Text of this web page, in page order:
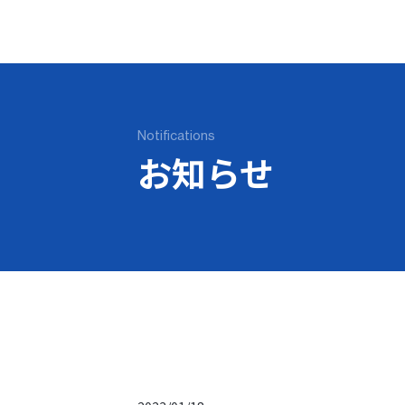
Notifications
お知らせ